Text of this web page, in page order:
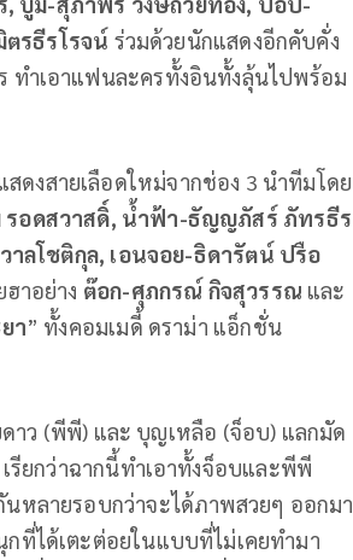
รธีรโรจน์ ร่วมด้วยนักแสดงอีกคับคั่ง
ทำเอาแฟนละครทั้งอินทั้งลุ้นไปพร้อม
งสายเลือดใหม่จากช่อง 3 นำทีมโดย
อดสวาสดิ์, น้ำฟ้า-ธัญญภัสร์ ภัทรธีร
ลโชติกุล, เอนจอย-ธิดารัตน์ ปรือ
าอย่าง ต๊อก-ศุภกรณ์ กิจสุวรรณ และ
า” ทั้งคอมเมดี้ ดราม่า แอ็กชั่น
าว (พีพี) และ บุญเหลือ (จ็อบ) แลกมัด
รียกว่าฉากนี้ทำเอาทั้งจ็อบและพีพี
หลายรอบกว่าจะได้ภาพสวยๆ ออกมา
ที่ได้เตะต่อยในแบบที่ไม่เคยทำมา